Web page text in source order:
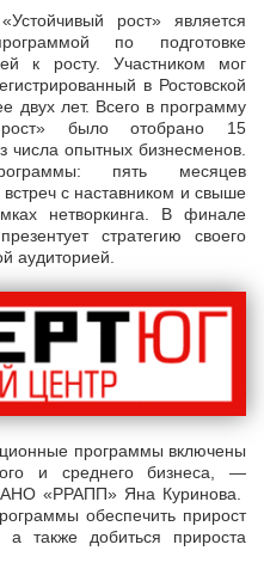
рост» является
по подготовке
к росту. Участником мог
в Ростовской
двух лет. Всего в программу
рост» было отобрано 15
числа опытных бизнесменов.
пять месяцев
с наставником и свыше
нетворкинга. В финале
стратегию своего
аудиторией.
программы включены
и среднего бизнеса, —
АНО «РРАПП» Яна Куринова.
обеспечить прирост
также добиться прироста